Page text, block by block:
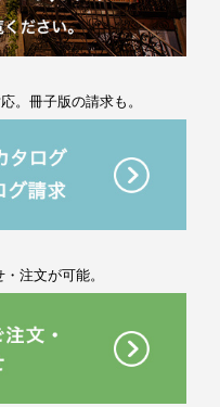
。冊子版の請求も。
注文が可能。